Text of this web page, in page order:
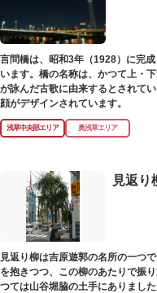
言問橋は、昭和3年（1928）に完
います。橋の名称は、かつて上・
が詠んだ古歌に由来するとされて
顔がデザインされています。
浅草中央部エリア 奥浅草エリア
見返り
見返り柳は吉原遊郭の名所の一つ
を抱きつつ、この柳のあたりで振
つては山谷堀脇の土手にありまし